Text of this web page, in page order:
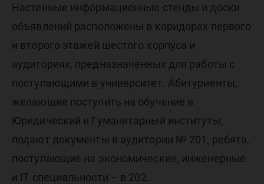
Настенные информационные стенды и доски
объявлений расположены в коридорах первого
и второго этажей шестого корпуса и
аудиториях, предназначенных для работы с
поступающими в университет. Абитуриенты,
желающие поступить на обучение в
Юридический и Гуманитарный институты,
подают документы в аудитории № 201, ребята,
поступающие на экономические, инженерные
и IT специальности – в 202.